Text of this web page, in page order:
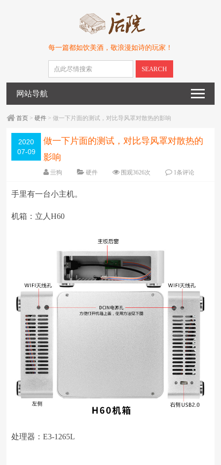
每一篇都如饮美酒，敬浪漫如诗的玩家！
SEARCH
网站导航
首页 >硬件 > 做一下片面的测试，对比导风罩对散热的影响
2020
07-09
做一下片面的测试，对比导风罩对散热的
影响
亖狗 硬件 围观3626次
1条评论
手里有一台小主机。
机箱：立人H60
处理器：E3-1265L